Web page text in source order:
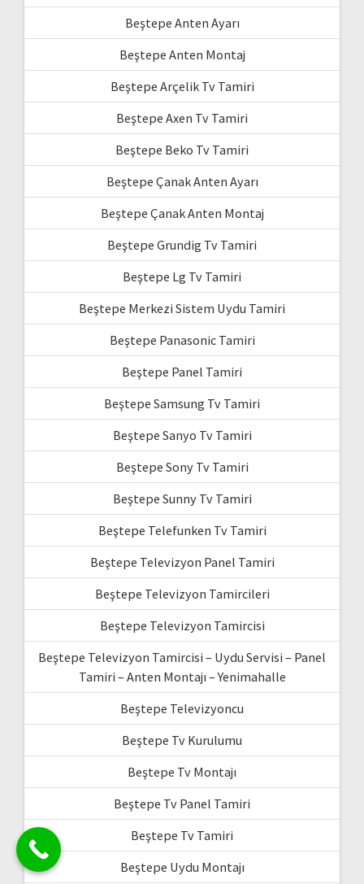
Beştepe Anten Ayarı
Beştepe Anten Montaj
Beştepe Arçelik Tv Tamiri
Beştepe Axen Tv Tamiri
Beştepe Beko Tv Tamiri
Beştepe Çanak Anten Ayarı
Beştepe Çanak Anten Montaj
Beştepe Grundig Tv Tamiri
Beştepe Lg Tv Tamiri
Beştepe Merkezi Sistem Uydu Tamiri
Beştepe Panasonic Tamiri
Beştepe Panel Tamiri
Beştepe Samsung Tv Tamiri
Beştepe Sanyo Tv Tamiri
Beştepe Sony Tv Tamiri
Beştepe Sunny Tv Tamiri
Beştepe Telefunken Tv Tamiri
Beştepe Televizyon Panel Tamiri
Beştepe Televizyon Tamircileri
Beştepe Televizyon Tamircisi
Beştepe Televizyon Tamircisi – Uydu Servisi – Panel
Tamiri – Anten Montajı – Yenimahalle
Beştepe Televizyoncu
Beştepe Tv Kurulumu
Beştepe Tv Montajı
Beştepe Tv Panel Tamiri
Beştepe Tv Tamiri
Beştepe Uydu Montajı